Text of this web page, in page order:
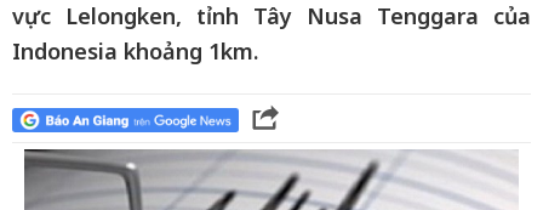
vực Lelongken, tỉnh Tây Nusa Tenggara của
Indonesia khoảng 1km.